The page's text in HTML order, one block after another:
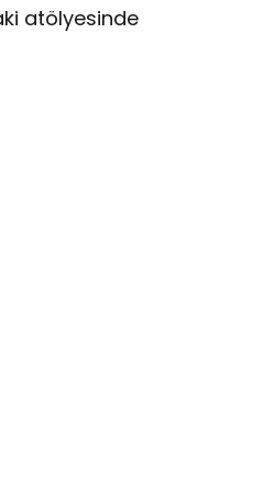
atölyesinde